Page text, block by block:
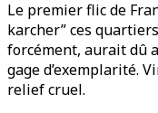
Le premier flic de
karcher” ces
forcément, aurait dû
gage d’exemplarité.
relief cruel.